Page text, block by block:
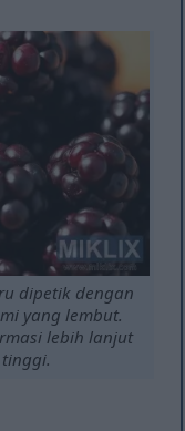
dipetik dengan
yang lembut.
lebih lanjut